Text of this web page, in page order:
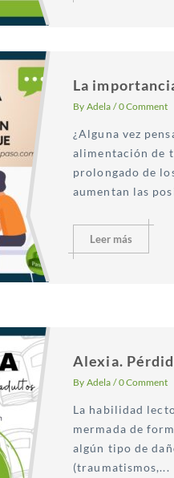
La
By Adela / 0 Comment
¿Alguna vez
alimentación de
prolongado de
aumentan las
Leer más
Alexia.
By Adela / 0 Comment
La habilidad
mermada de
algún tipo de
(traumatismos,...